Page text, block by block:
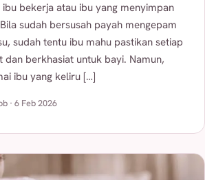
bekerja atau ibu yang menyimpan
sudah bersusah payah mengepam
sudah tentu ibu mahu pastikan setiap
dan berkhasiat untuk bayi. Namun,
ibu yang keliru […]
· 6 Feb 2026